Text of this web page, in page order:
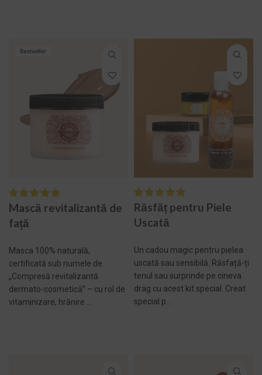
Mască revitalizantă de
față
Masca 100% naturală,
certificată sub numele de
„Compresă revitalizantă
dermato-cosmetică” – cu rol de
vitaminizare, hrănire ...
Răsfăț pentru Piele
Uscată
Un cadou magic pentru pielea
uscată sau sensibilă. Răsfață-ți
tenul sau surprinde pe cineva
drag cu acest kit special. Creat
special p...